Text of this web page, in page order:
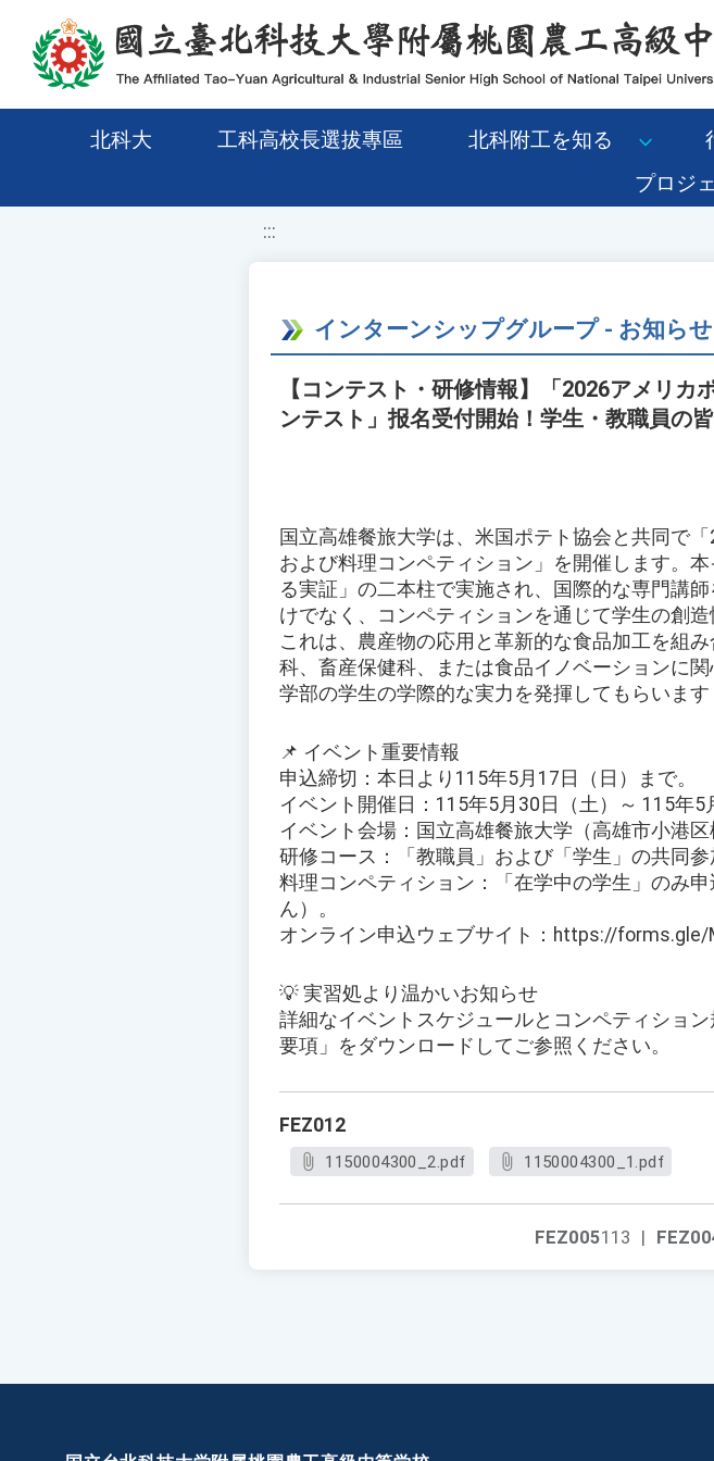
移至網頁之主要內容區位置
北科大 工科高校長選拔專區 北科附工を知る
プロジ
:::
インターンシップグループ - お知らせ
【コンテスト・研修情報】「2026アメリ
ンテスト」报名受付開始！学生・教職員の
国立高雄餐旅大学は、米国ポテト協会と共同で
および料理コンペティション」を開催します。
る実証」の二本柱で実施され、国際的な専門講
けでなく、コンペティションを通じて学生の創
これは、農産物の応用と革新的な食品加工を組
科、畜産保健科、または食品イノベーションに
学部の学生の学際的な実力を発揮してもらいます
📌 イベント重要情報
申込締切：本日より115年5月17日（日）まで。
イベント開催日：115年5月30日（土）～ 115年5
イベント会場：国立高雄餐旅大学（高雄市小港区
研修コース：「教職員」および「学生」の共同参
料理コンペティション：「在学中の学生」のみ
ん）。
オンライン申込ウェブサイト：https://forms.gle/
💡 実習処より温かいお知らせ
詳細なイベントスケジュールとコンペティショ
要項」をダウンロードしてご参照ください。
FEZ012
1150004300_2.pdf 1150004300_1.pdf
FEZ005113 |